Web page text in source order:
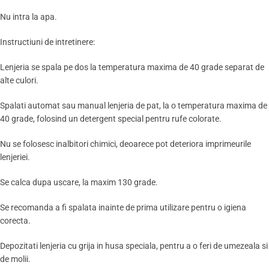
Nu intra la apa.
Instructiuni de intretinere:
Lenjeria se spala pe dos la temperatura maxima de 40 grade separat de
alte culori.
Spalati automat sau manual lenjeria de pat, la o temperatura maxima de
40 grade, folosind un detergent special pentru rufe colorate.
Nu se folosesc inalbitori chimici, deoarece pot deteriora imprimeurile
lenjeriei.
Se calca dupa uscare, la maxim 130 grade.
Se recomanda a fi spalata inainte de prima utilizare pentru o igiena
corecta.
Depozitati lenjeria cu grija in husa speciala, pentru a o feri de umezeala si
de molii.